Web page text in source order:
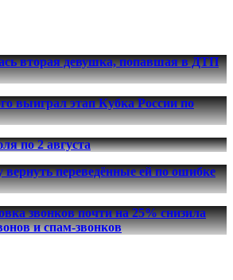
вторая девушка, попавшая в ДТП
выиграл этап Кубка России по
по 2 августа
переведённые ей по ошибке
звонков почти на 25% снизила
и спам-звонков